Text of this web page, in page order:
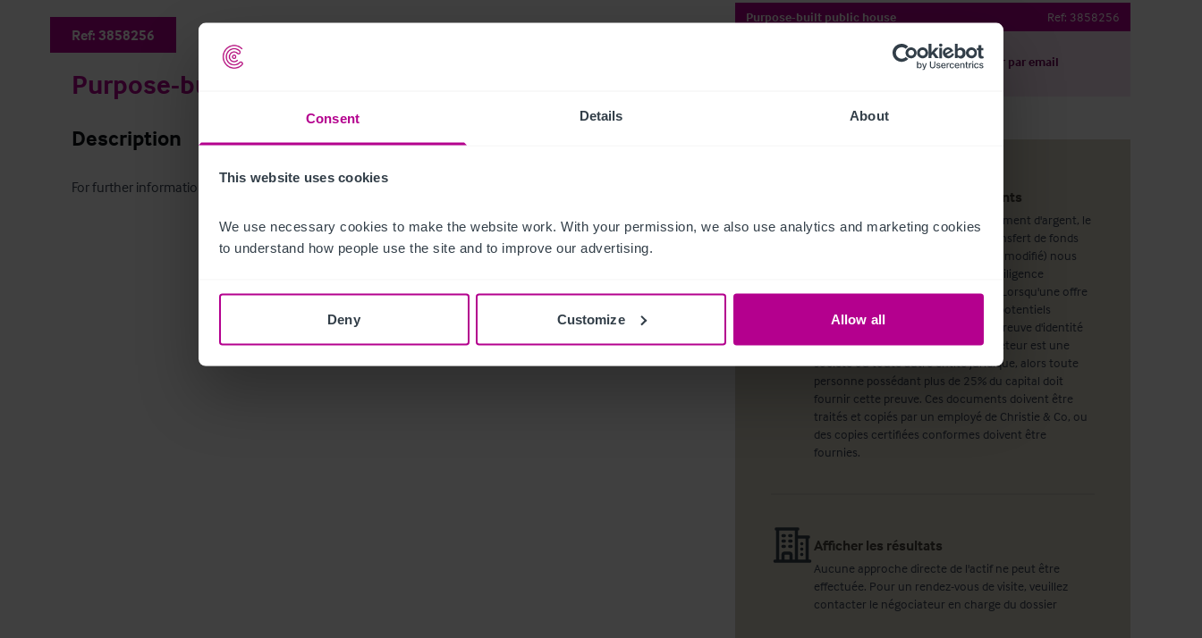
Consent Details About
This website uses cookies
We use necessary cookies to make the website work. With your permission, we also use analytics and marketing cookies
to understand how people use the site and to improve our advertising.
Deny Customize Allow all
Ref: 3858256
Purpose-built public house
Description
For further information, please request a Non-Disclosure Agreement (NDA).
Purpose-built public house Ref: 3858256
Télécharger le descriptif Partager par email
Contrôles de vigilance des clients
La régulation de 2017 sur le blanchiment d'argent, le
financement du terrorisme et le transfert de fonds
(informations sur le payeur) (tel que modifié) nous
oblige à effectuer des contrôles de diligence
raisonnable sur tous les acheteurs. Lorsqu'une offre
a été acceptée, le ou les acheteurs potentiels
devront fournir, au minimum, une preuve d'identité
et un justificatif de domicile; si l'acheteur est une
société ou toute autre entité juridique, alors toute
personne possédant plus de 25% du capital doit
fournir cette preuve. Ces documents doivent être
traités et copiés par un employé de Christie & Co, ou
des copies certifiées conformes doivent être
fournies.
Afficher les résultats
Aucune approche directe de l'actif ne peut être
effectuée. Pour un rendez-vous de visite, veuillez
contacter le négociateur en charge du dossier